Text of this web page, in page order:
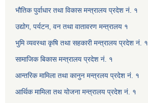
भौतिक पुर्वाधार तथा विकास मन्त्रालय प्रदेश नं. १
उद्योग, पर्यटन, वन तथा वातावरण मन्त्रालय १
भुमि व्यवस्था कृषि तथा सहकारी मन्त्रालय प्रदेश नं. १
सामाजिक बिकास मन्त्रालय प्रदेश नं. १
आन्तरिक मामिला तथा कानुन मन्त्रलय प्रदेश नं. १
आर्थिक मामिला तथ योजना मन्त्रालय प्रदेश नं. १